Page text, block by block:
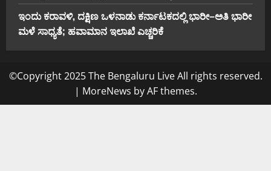
ಇಂದು ಕರಾವಳಿ, ದಕ್ಷಿಣ ಒಳನಾಡು ಕರ್ನಾಟಕದಲ್ಲಿ ಭಾರೀ–ಅತಿ ಭಾರೀ
ಮಳೆ ಸಾಧ್ಯತೆ; ಹವಾಮಾನ ಇಲಾಖೆ ಎಚ್ಚರಿಕೆ
©Copyright 2025 The Bengaluru Live All rights reserved.
| MoreNews by AF themes.